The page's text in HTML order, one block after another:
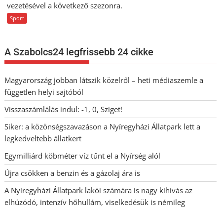
vezetésével a következő szezonra.
Sport
A Szabolcs24 legfrissebb 24 cikke
Magyarország jobban látszik közelről – heti médiaszemle a
független helyi sajtóból
Visszaszámlálás indul: -1, 0, Sziget!
Siker: a közönségszavazáson a Nyíregyházi Állatpark lett a
legkedveltebb állatkert
Egymilliárd köbméter víz tűnt el a Nyírség alól
Újra csökken a benzin és a gázolaj ára is
A Nyíregyházi Állatpark lakói számára is nagy kihívás az
elhúzódó, intenzív hőhullám, viselkedésük is némileg